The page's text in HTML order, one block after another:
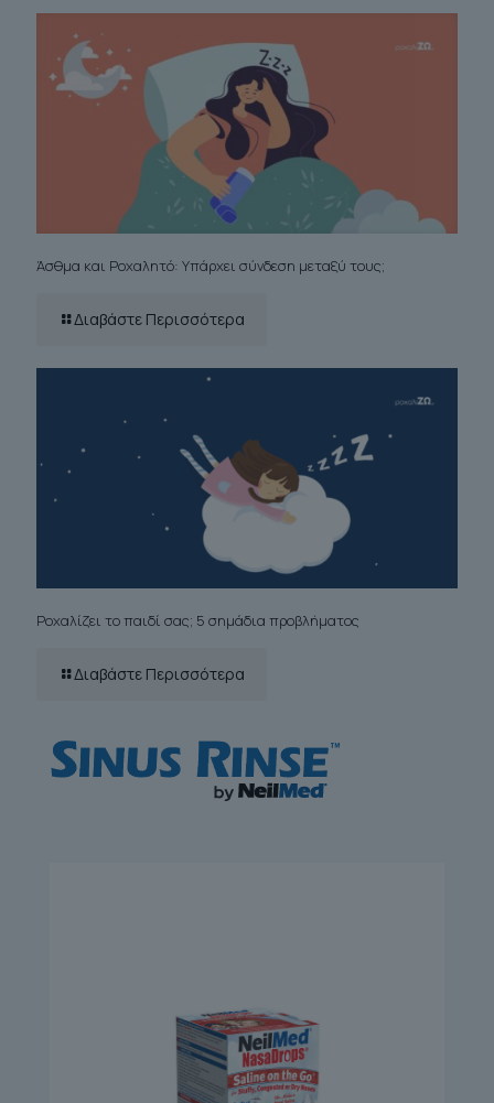
Άσθμα και Ροχαλητό: Υπάρχει σύνδεση μεταξύ τους;
Διαβάστε Περισσότερα
Ροχαλίζει το παιδί σας; 5 σημάδια προβλήματος
Διαβάστε Περισσότερα